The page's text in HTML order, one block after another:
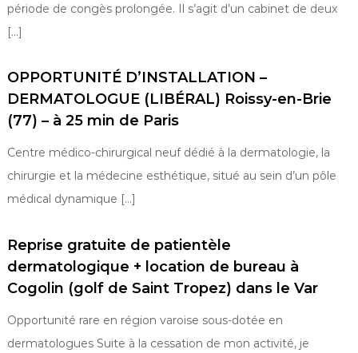
période de congès prolongée. Il s’agit d’un cabinet de deux
[…]
OPPORTUNITÉ D’INSTALLATION –
DERMATOLOGUE (LIBÉRAL) Roissy-en-Brie
(77) – à 25 min de Paris
Centre médico-chirurgical neuf dédié à la dermatologie, la
chirurgie et la médecine esthétique, situé au sein d’un pôle
médical dynamique […]
Reprise gratuite de patientèle
dermatologique + location de bureau à
Cogolin (golf de Saint Tropez) dans le Var
Opportunité rare en région varoise sous-dotée en
dermatologues Suite à la cessation de mon activité, je